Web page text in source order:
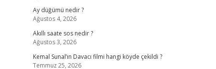
Ay düğümü nedir ?
Ağustos 4, 2026
Akıllı saate sos nedir ?
Ağustos 3, 2026
Kemal Sunal’ın Davacı filmi hangi köyde çekildi ?
Temmuz 25, 2026